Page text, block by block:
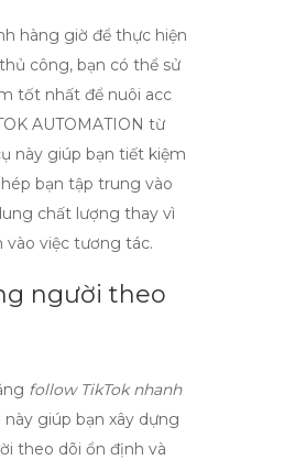
hàng giờ để thực hiện
công, bạn có thể sử
tốt nhất để nuôi acc
AUTOMATION từ
này giúp bạn tiết kiệm
bạn tập trung vào
chất lượng thay vì
vào việc tương tác.
người theo
follow TikTok nhanh
này giúp bạn xây dựng
theo dõi ổn định và